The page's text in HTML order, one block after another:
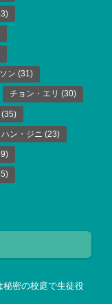
ン (31)
チョン・エリ (30)
(35)
ハン・ジニ (23)
秘密の校庭で生徒役